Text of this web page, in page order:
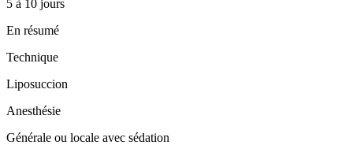
5 à 10 jours
En résumé
Technique
Liposuccion
Anesthésie
Générale ou locale avec sédation